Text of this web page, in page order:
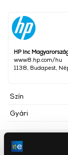
HP Inc
www8.hp.com/hu
1138, Budapest,
Szín
Gyári
Részletes